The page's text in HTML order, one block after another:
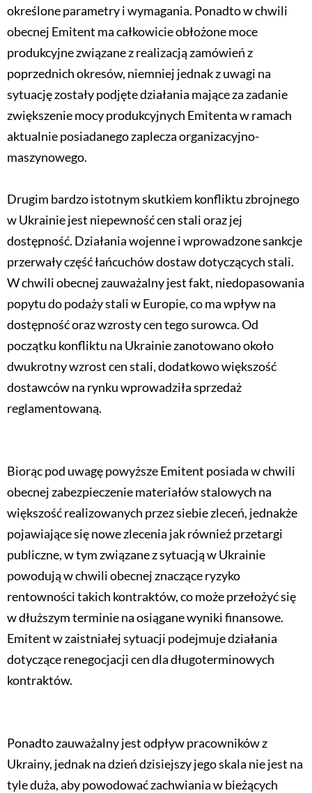
określone parametry i wymagania. Ponadto w chwili
obecnej Emitent ma całkowicie obłożone moce
produkcyjne związane z realizacją zamówień z
poprzednich okresów, niemniej jednak z uwagi na
sytuację zostały podjęte działania mające za zadanie
zwiększenie mocy produkcyjnych Emitenta w ramach
aktualnie posiadanego zaplecza organizacyjno-
maszynowego.
Drugim bardzo istotnym skutkiem konfliktu zbrojnego
w Ukrainie jest niepewność cen stali oraz jej
dostępność. Działania wojenne i wprowadzone sankcje
przerwały część łańcuchów dostaw dotyczących stali.
W chwili obecnej zauważalny jest fakt, niedopasowania
popytu do podaży stali w Europie, co ma wpływ na
dostępność oraz wzrosty cen tego surowca. Od
początku konfliktu na Ukrainie zanotowano około
dwukrotny wzrost cen stali, dodatkowo większość
dostawców na rynku wprowadziła sprzedaż
reglamentowaną.
Biorąc pod uwagę powyższe Emitent posiada w chwili
obecnej zabezpieczenie materiałów stalowych na
większość realizowanych przez siebie zleceń, jednakże
pojawiające się nowe zlecenia jak również przetargi
publiczne, w tym związane z sytuacją w Ukrainie
powodują w chwili obecnej znaczące ryzyko
rentowności takich kontraktów, co może przełożyć się
w dłuższym terminie na osiągane wyniki finansowe.
Emitent w zaistniałej sytuacji podejmuje działania
dotyczące renegocjacji cen dla długoterminowych
kontraktów.
Ponadto zauważalny jest odpływ pracowników z
Ukrainy, jednak na dzień dzisiejszy jego skala nie jest na
tyle duża, aby powodować zachwiania w bieżących